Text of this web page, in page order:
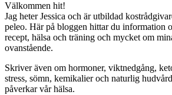
Välkommen hit!
Jag heter Jessica och är utbildad
peleo. Här på bloggen hittar du information
recept, hälsa och träning och mycket om
ovanstående.
Skriver även om hormoner, viktnedgång,
stress, sömn, kemikalier och naturlig
påverkar vår hälsa.